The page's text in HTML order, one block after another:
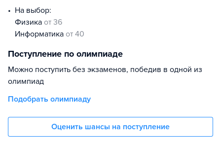
На выбор:
физика от 36
информатика от 40
Поступление по олимпиаде
Можно поступить без экзаменов, победив в одной из
олимпиад
Подобрать олимпиаду
Оценить шансы на поступление